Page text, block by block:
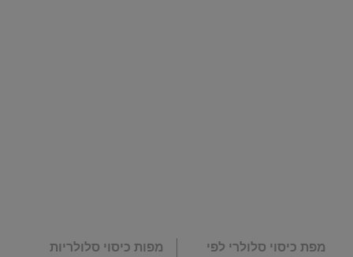
מפת כיסוי סלולרי לפי
מפות כיסוי סלולריות